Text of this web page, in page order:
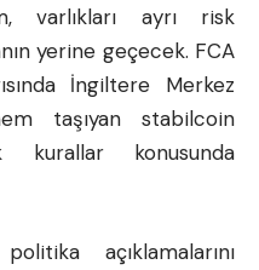
varlıkları ayrı risk
yerine geçecek. FCA
İngiltere Merkez
taşıyan stabilcoin
kurallar konusunda
açıklamalarını